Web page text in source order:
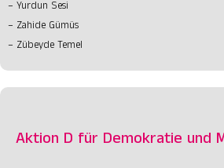
– Yurdun Sesi
– Zahide Gümüs
– Zübeyde Temel
Aktion D für Demokratie und